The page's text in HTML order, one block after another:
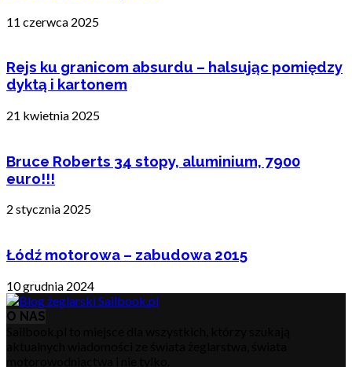
11 czerwca 2025
Rejs ku granicom absurdu – halsując pomiędzy
dyktą i kartonem
21 kwietnia 2025
Bruce Roberts 34 stopy, aluminium, 7900
euro!!!
2 stycznia 2025
Łódź motorowa – zabudowa 2015
10 grudnia 2024
O NAS